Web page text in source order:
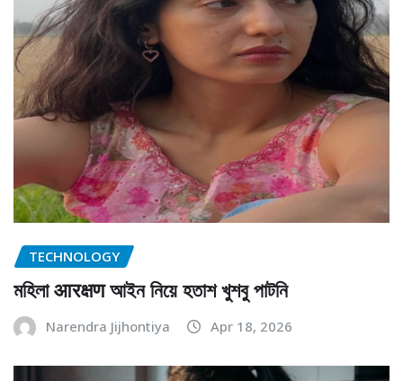
TECHNOLOGY
মহিলা आरक्षण আইন নিয়ে হতাশ খুশবু পাটনি
Narendra Jijhontiya Apr 18, 2026